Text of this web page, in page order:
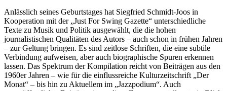
Anlässlich seines Geburtstages hat Siegfried Schmidt-Joos in
Kooperation mit der „Just For Swing Gazette“ unterschiedliche
Texte zu Musik und Politik ausgewählt, die die hohen
journalistischen Qualitäten des Autors – auch schon in frühen Jahren
– zur Geltung bringen. Es sind zeitlose Schriften, die eine subtile
Verbindung aufweisen, aber auch biographische Spuren erkennen
lassen. Das Spektrum der Kompilation reicht von Beiträgen aus den
1960er Jahren – wie für die einflussreiche Kulturzeitschrift „Der
Monat“ – bis hin zu Aktuellem im „Jazzpodium“. Auch